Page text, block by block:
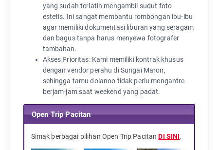
yang sudah terlatih mengambil sudut foto
estetis. Ini sangat membantu rombongan ibu-ibu
agar memiliki dokumentasi liburan yang seragam
dan bagus tanpa harus menyewa fotografer
tambahan.
Akses Prioritas: Kami memiliki kontrak khusus
dengan vendor perahu di Sungai Maron,
sehingga tamu dolanoo tidak perlu mengantre
berjam-jam saat weekend yang padat.
Open Trip Pacitan
Simak berbagai pilihan Open Trip PacitanDI SINI.